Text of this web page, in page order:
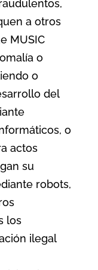
a otros
MUSIC
o
o
del
o
actos
su
robots,
los
ilegal